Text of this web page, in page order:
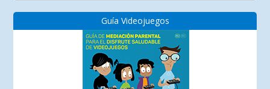
Guía Videojuegos